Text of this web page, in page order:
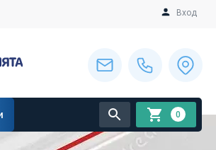
Вход
0